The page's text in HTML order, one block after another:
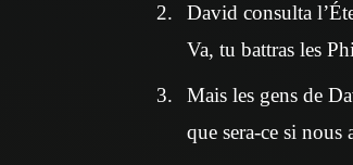
David consulta
Va, tu battras les
Mais les gens de
que sera-ce si